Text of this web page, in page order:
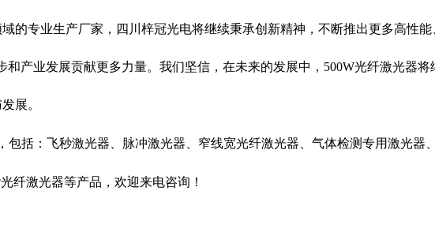
的专业生产厂家，四川梓冠光电将继续秉承创新精神，不断推出更多高性能
产业发展贡献更多力量。我们坚信，在未来的发展中， 500W光纤激光器将
展。
包括： 飞秒激光器 脉冲激光器 窄线宽光纤激光器 气体检测专用激光器
纤激光器等产品，欢迎来电咨询！